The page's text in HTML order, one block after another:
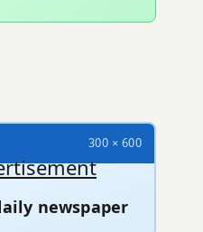
300 × 600
newspaper